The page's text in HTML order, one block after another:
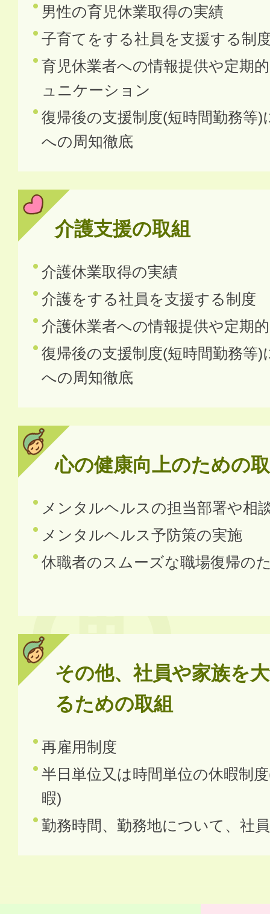
男性の育児休業取得の実績
子育てをする社員を支援する制
育児休業者への情報提供や定期
ュニケーション
復帰後の支援制度(短時間勤務等
への周知徹底
介護支援の取組
介護休業取得の実績
介護をする社員を支援する制度
介護休業者への情報提供や定期
復帰後の支援制度(短時間勤務等
への周知徹底
心の健康向上のための
メンタルヘルスの担当部署や相
メンタルヘルス予防策の実施
休職者のスムーズな職場復帰の
その他、社員や家族を
るための取組
再雇用制度
半日単位又は時間単位の休暇制
暇)
勤務時間、勤務地について、社